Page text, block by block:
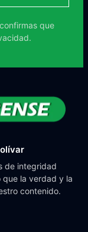
que
de integridad
la verdad y la
contenido.